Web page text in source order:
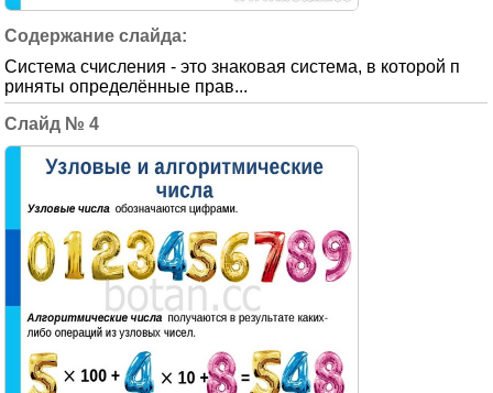
Система счисления - это знаковая система, в которой п
риняты определённые прав...
4